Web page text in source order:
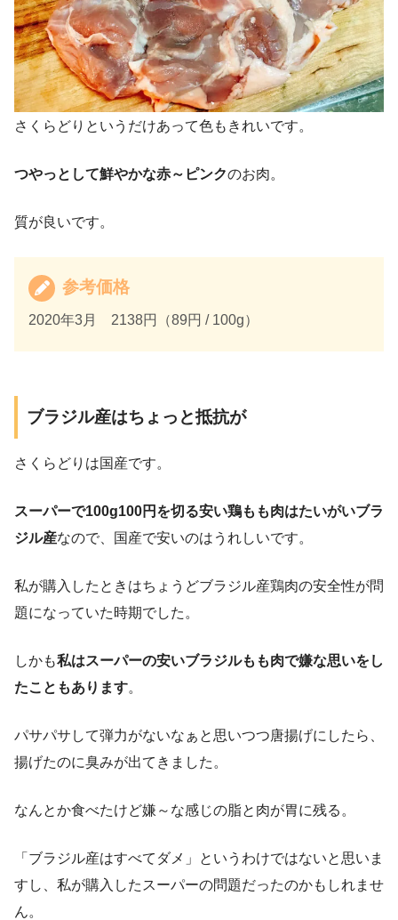
さくらどりというだけあって色もきれいです。
つやっとして鮮やかな赤～ピンクのお肉。
質が良いです。
参考価格
2020年3月 2138円（89円 / 100g）
ブラジル産はちょっと抵抗が
さくらどりは国産です。
スーパーで100g100円を切る安い鶏もも肉はたいがいブラ
ジル産なので、国産で安いのはうれしいです。
私が購入したときはちょうどブラジル産鶏肉の安全性が問
題になっていた時期でした。
しかも私はスーパーの安いブラジルもも肉で嫌な思いをし
たこともあります。
パサパサして弾力がないなぁと思いつつ唐揚げにしたら、
揚げたのに臭みが出てきました。
なんとか食べたけど嫌～な感じの脂と肉が胃に残る。
「ブラジル産はすべてダメ」というわけではないと思いま
すし、私が購入したスーパーの問題だったのかもしれませ
ん。